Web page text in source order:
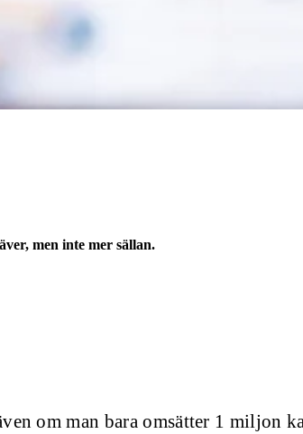
men inte mer sällan.
om man bara omsätter 1 miljon